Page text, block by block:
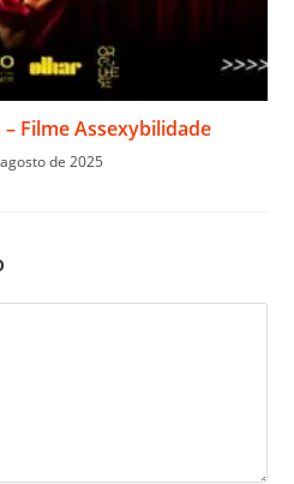
– Filme Assexybilidade
de 2025